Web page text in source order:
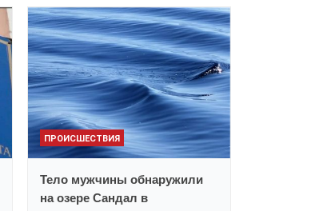
ПРОИСШЕСТВИЯ
Тело мужчины обнаружили
на озере Сандал в